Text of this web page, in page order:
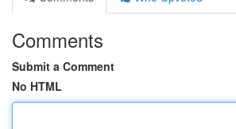
Comments
Submit a Comment
No HTML